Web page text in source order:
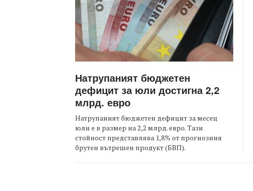
Натрупаният бюджетен
дефицит за юли достигна 2,2
млрд. евро
Натрупаният бюджетен дефицит за месец
юли е в размер на 2,2 млрд. евро. Тази
стойност представлява 1,8% от прогнозния
брутен вътрешен продукт (БВП).